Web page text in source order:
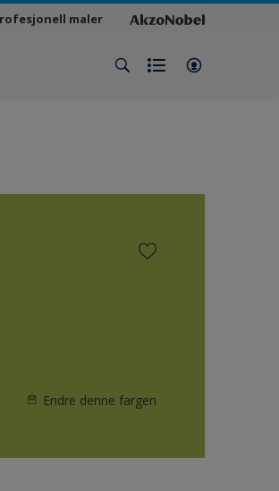
maler
Endre denne fargen